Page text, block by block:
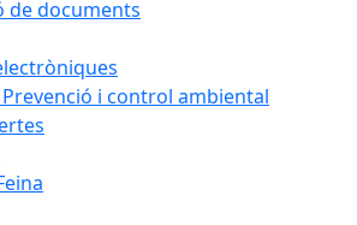
de documents
i control ambiental